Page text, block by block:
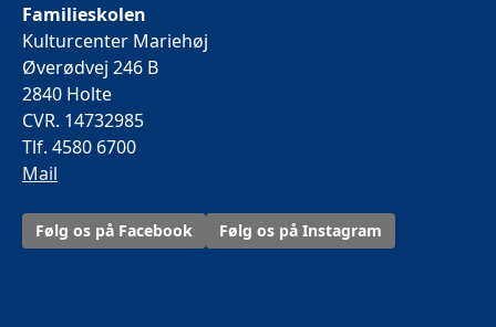
Familieskolen
Kulturcenter Mariehøj
Øverødvej 246 B
2840 Holte
CVR. 14732985
Tlf. 4580 6700
Mail
Følg os på Facebook Følg os på Instagram